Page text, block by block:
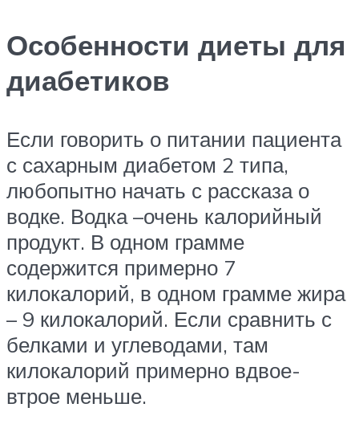
Особенности диеты для
диабетиков
Если говорить о питании пациента
с сахарным диабетом 2 типа,
любопытно начать с рассказа о
водке. Водка –очень калорийный
продукт. В одном грамме
содержится примерно 7
килокалорий, в одном грамме жира
– 9 килокалорий. Если сравнить с
белками и углеводами, там
килокалорий примерно вдвое-
втрое меньше.